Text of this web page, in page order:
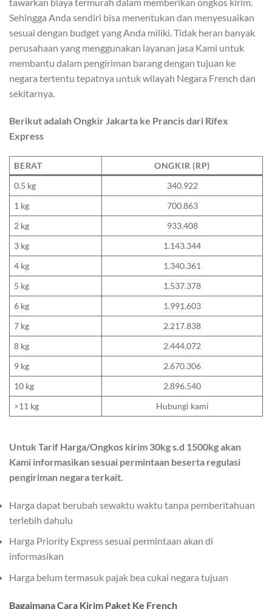
Sehingga Anda sendiri bisa menentukan dan menyesuaikan
sesuai dengan budget yang Anda miliki. Tidak heran banyak
perusahaan yang menggunakan layanan jasa Kami untuk
membantu dalam pengiriman barang dengan tujuan ke
negara tertentu tepatnya untuk wilayah Negara French dan
sekitarnya.
Berikut adalah Ongkir Jakarta ke Prancis dari Rifex
Express
BERAT
ONGKIR (RP)
0.5 kg
340.922
1 kg
700.863
2 kg
933.408
3 kg
1.143.344
4 kg
1.340.361
5 kg
1.537.378
6 kg
1.991.603
7 kg
2.217.838
8 kg
2.444.072
9 kg
2.670.306
10 kg
2.896.540
>11 kg
Hubungi kami
Untuk Tarif Harga/Ongkos kirim 30kg s.d 1500kg akan
Kami informasikan sesuai permintaan beserta regulasi
pengiriman negara terkait.
Harga dapat berubah sewaktu waktu tanpa pemberitahuan
terlebih dahulu
Harga Priority Express sesuai permintaan akan di
informasikan
Harga belum termasuk pajak bea cukai negara tujuan
Bagaimana Cara Kirim Paket Ke French